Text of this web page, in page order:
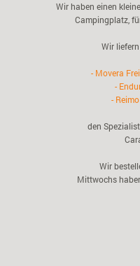
Wir haben einen
Campingplatz,
Wir
- Movera
-
-
den
Wir
Mittwochs